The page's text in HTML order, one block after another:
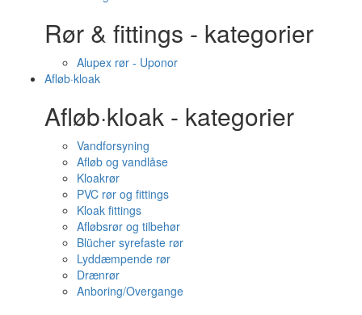
Rør & fittings - kategorier
Alupex rør - Uponor
Afløb·kloak
Afløb·kloak - kategorier
Vandforsyning
Afløb og vandlåse
Kloakrør
PVC rør og fittings
Kloak fittings
Afløbsrør og tilbehør
Blücher syrefaste rør
Lyddæmpende rør
Drænrør
Anboring/Overgange